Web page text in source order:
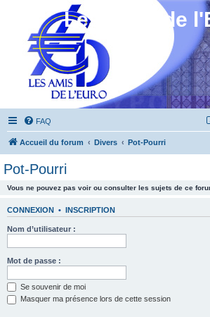
Les Amis de
FAQ
Accueil du forum Divers Pot-Pourri
Pot-Pourri
Vous ne pouvez pas voir ou consulter les sujets de ce
CONNEXION • INSCRIPTION
Nom d’utilisateur :
Mot de passe :
Se souvenir de moi
Masquer ma présence lors de cette session